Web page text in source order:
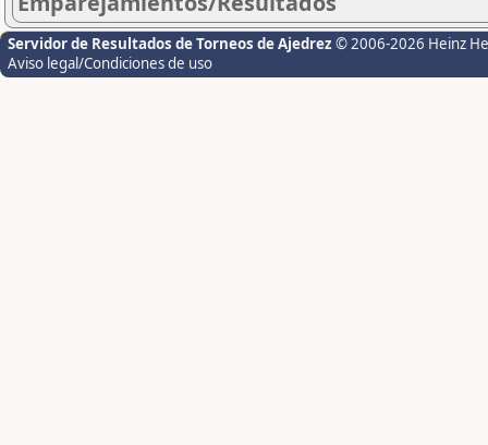
Servidor de Resultados de Torneos de Ajedrez © 2006-2026 Heinz
Aviso legal/Condiciones de uso